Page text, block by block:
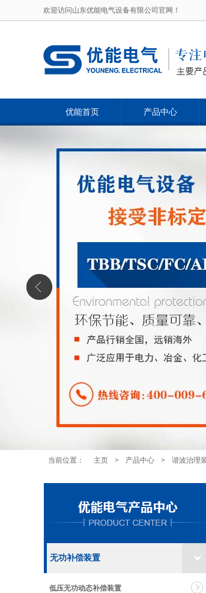
欢迎访问山东优能电气设备有限公司官网！
优能首页 产品中心
当前位置： 主页 > 产品中心 > 谐波治理
无功补偿装置
低压无功动态补偿装置